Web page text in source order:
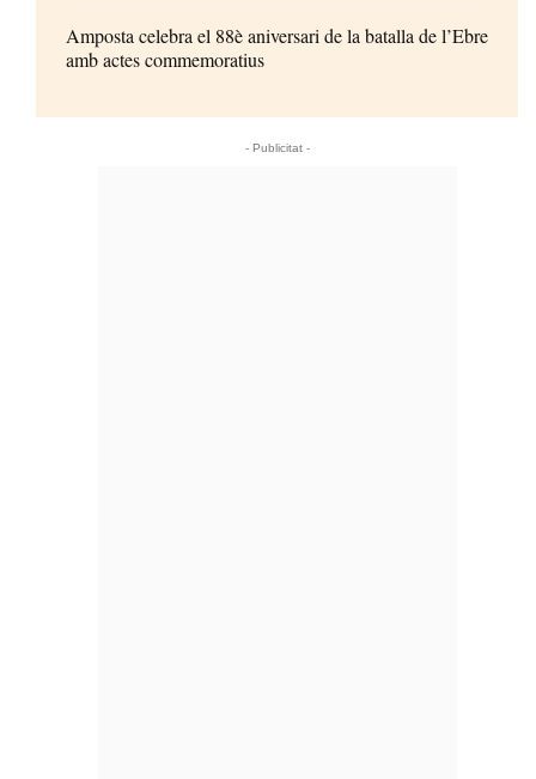
Amposta celebra el 88è aniversari de la batalla de l’Ebre
amb actes commemoratius
- Publicitat -